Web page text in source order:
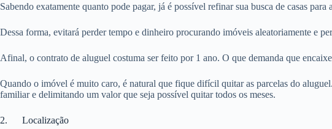
Sabendo exatamente quanto pode pagar, já é possível refinar sua busca de casas
Dessa forma, evitará perder tempo e dinheiro procurando imóveis aleatoriamente e
Afinal, o contrato de aluguel costuma ser feito por 1 ano. O que demanda que
Quando o imóvel é muito caro, é natural que fique difícil quitar as parcelas do
familiar e delimitando um valor que seja possível quitar todos os meses.
2. Localização